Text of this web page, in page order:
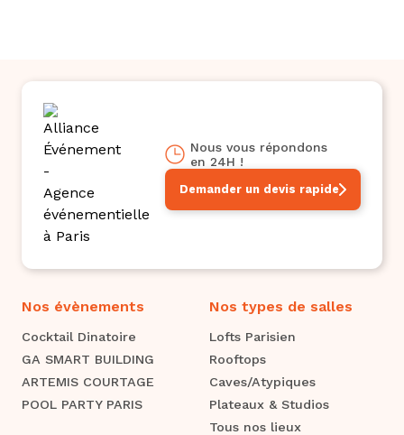
Demander un devis rapide
Nous vous répondons
en 24H !
Nos évènements
Cocktail Dinatoire
GA SMART BUILDING
ARTEMIS COURTAGE
POOL PARTY PARIS
Nos types de salles
Lofts Parisien
Rooftops
Caves/Atypiques
Plateaux & Studios
Tous nos lieux